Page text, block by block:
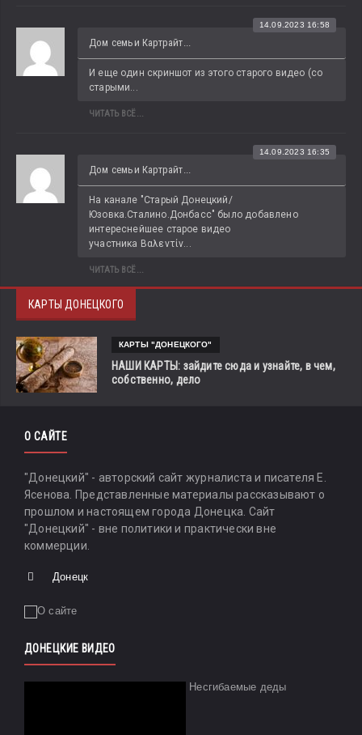
Дом семьи Картрайт...
14.09.2023 16:58
И еще один скриншот из этого старого видео (со
старыми...
ЧИТАТЬ ВСЁ...
Дом семьи Картрайт...
14.09.2023 16:35
На канале "Старый Донецкий/
Юзовка.Сталино.Донбасс" было добавлено
интереснейшее старое видео
участника Βαλεντίν...
ЧИТАТЬ ВСЁ...
КАРТЫ ДОНЕЦКОГО
КАРТЫ "ДОНЕЦКОГО"
НАШИ КАРТЫ: зайдите сюда и узнайте, в чем,
собственно, дело
О САЙТЕ
"Донецкий" - авторский сайт журналиста и писателя Е.
Ясенова. Представленные материалы рассказывают о
прошлом и настоящем города Донецка. Сайт
"Донецкий" - вне политики и практически вне
коммерции.
Донецк
ДОНЕЦКИЕ ВИДЕО
Несгибаемые деды